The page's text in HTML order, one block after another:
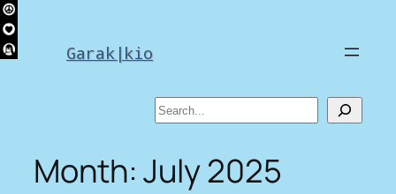
Skip
to
content Garak|kio
Search
Month:July 2025